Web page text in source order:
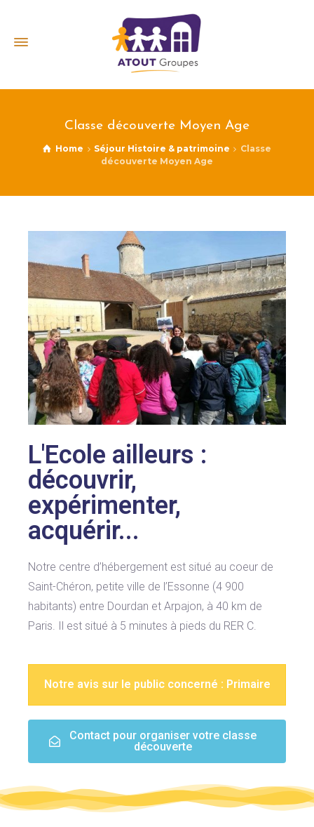
Classe découverte Moyen Age
Home Séjour Histoire & patrimoine
Classe
découverte Moyen Age
L'Ecole ailleurs :
découvrir,
expérimenter,
acquérir...
Notre centre d’hébergement est situé au coeur de
Saint-Chéron, petite ville de l’Essonne (4 900
habitants) entre Dourdan et Arpajon, à 40 km de
Paris. Il est situé à 5 minutes à pieds du RER C.
Notre avis sur le public concerné : Primaire
Contact pour organiser votre classe
découverte